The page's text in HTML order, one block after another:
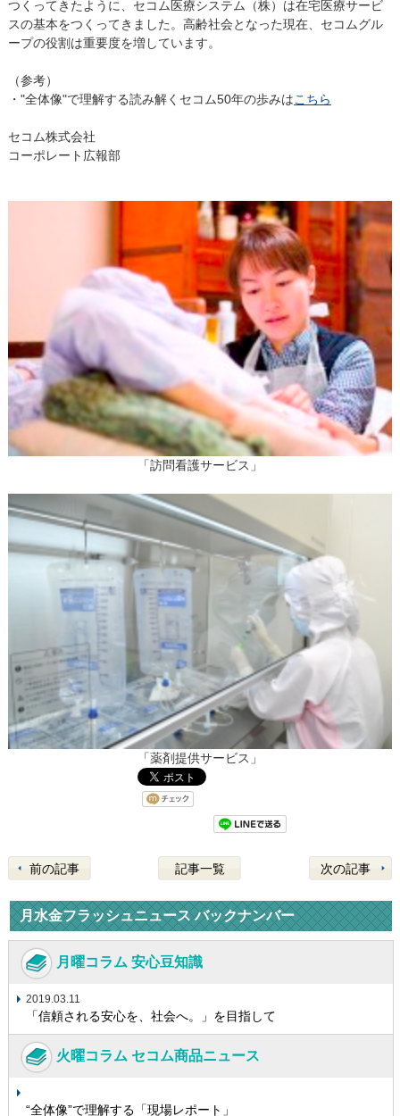
つくってきたように、セコム医療システム（株）は在宅医療サービ
スの基本をつくってきました。高齢社会となった現在、セコムグル
ープの役割は重要度を増しています。
（参考）
・"全体像"で理解する読み解くセコム50年の歩みはこちら
セコム株式会社
コーポレート広報部
「訪問看護サービス」
「薬剤提供サービス」
前の記事 記事一覧 次の記事
月水金フラッシュニュース バックナンバー
月曜コラム 安心豆知識
2019.03.11
「信頼される安心を、社会へ。」を目指して
火曜コラム セコム商品ニュース
“全体像”で理解する「現場レポート」